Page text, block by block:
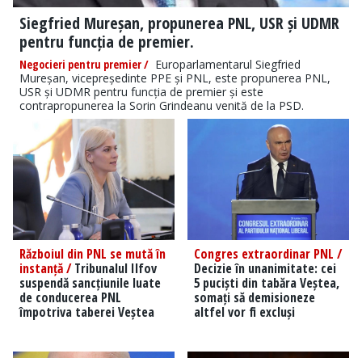
Siegfried Mureșan, propunerea PNL, USR și UDMR
pentru funcția de premier.
Negocieri pentru premier / Europarlamentarul Siegfried
Mureșan, vicepreședinte PPE și PNL, este propunerea PNL,
USR și UDMR pentru funcția de premier și este
contrapropunerea la Sorin Grindeanu venită de la PSD.
Războiul din PNL se mută în
instanță /Tribunalul Ilfov
suspendă sancțiunile luate
de conducerea PNL
împotriva taberei Veștea
Congres extraordinar PNL /
Decizie în unanimitate: cei
5 puciști din tabăra Veștea,
somați să demisioneze
altfel vor fi excluși